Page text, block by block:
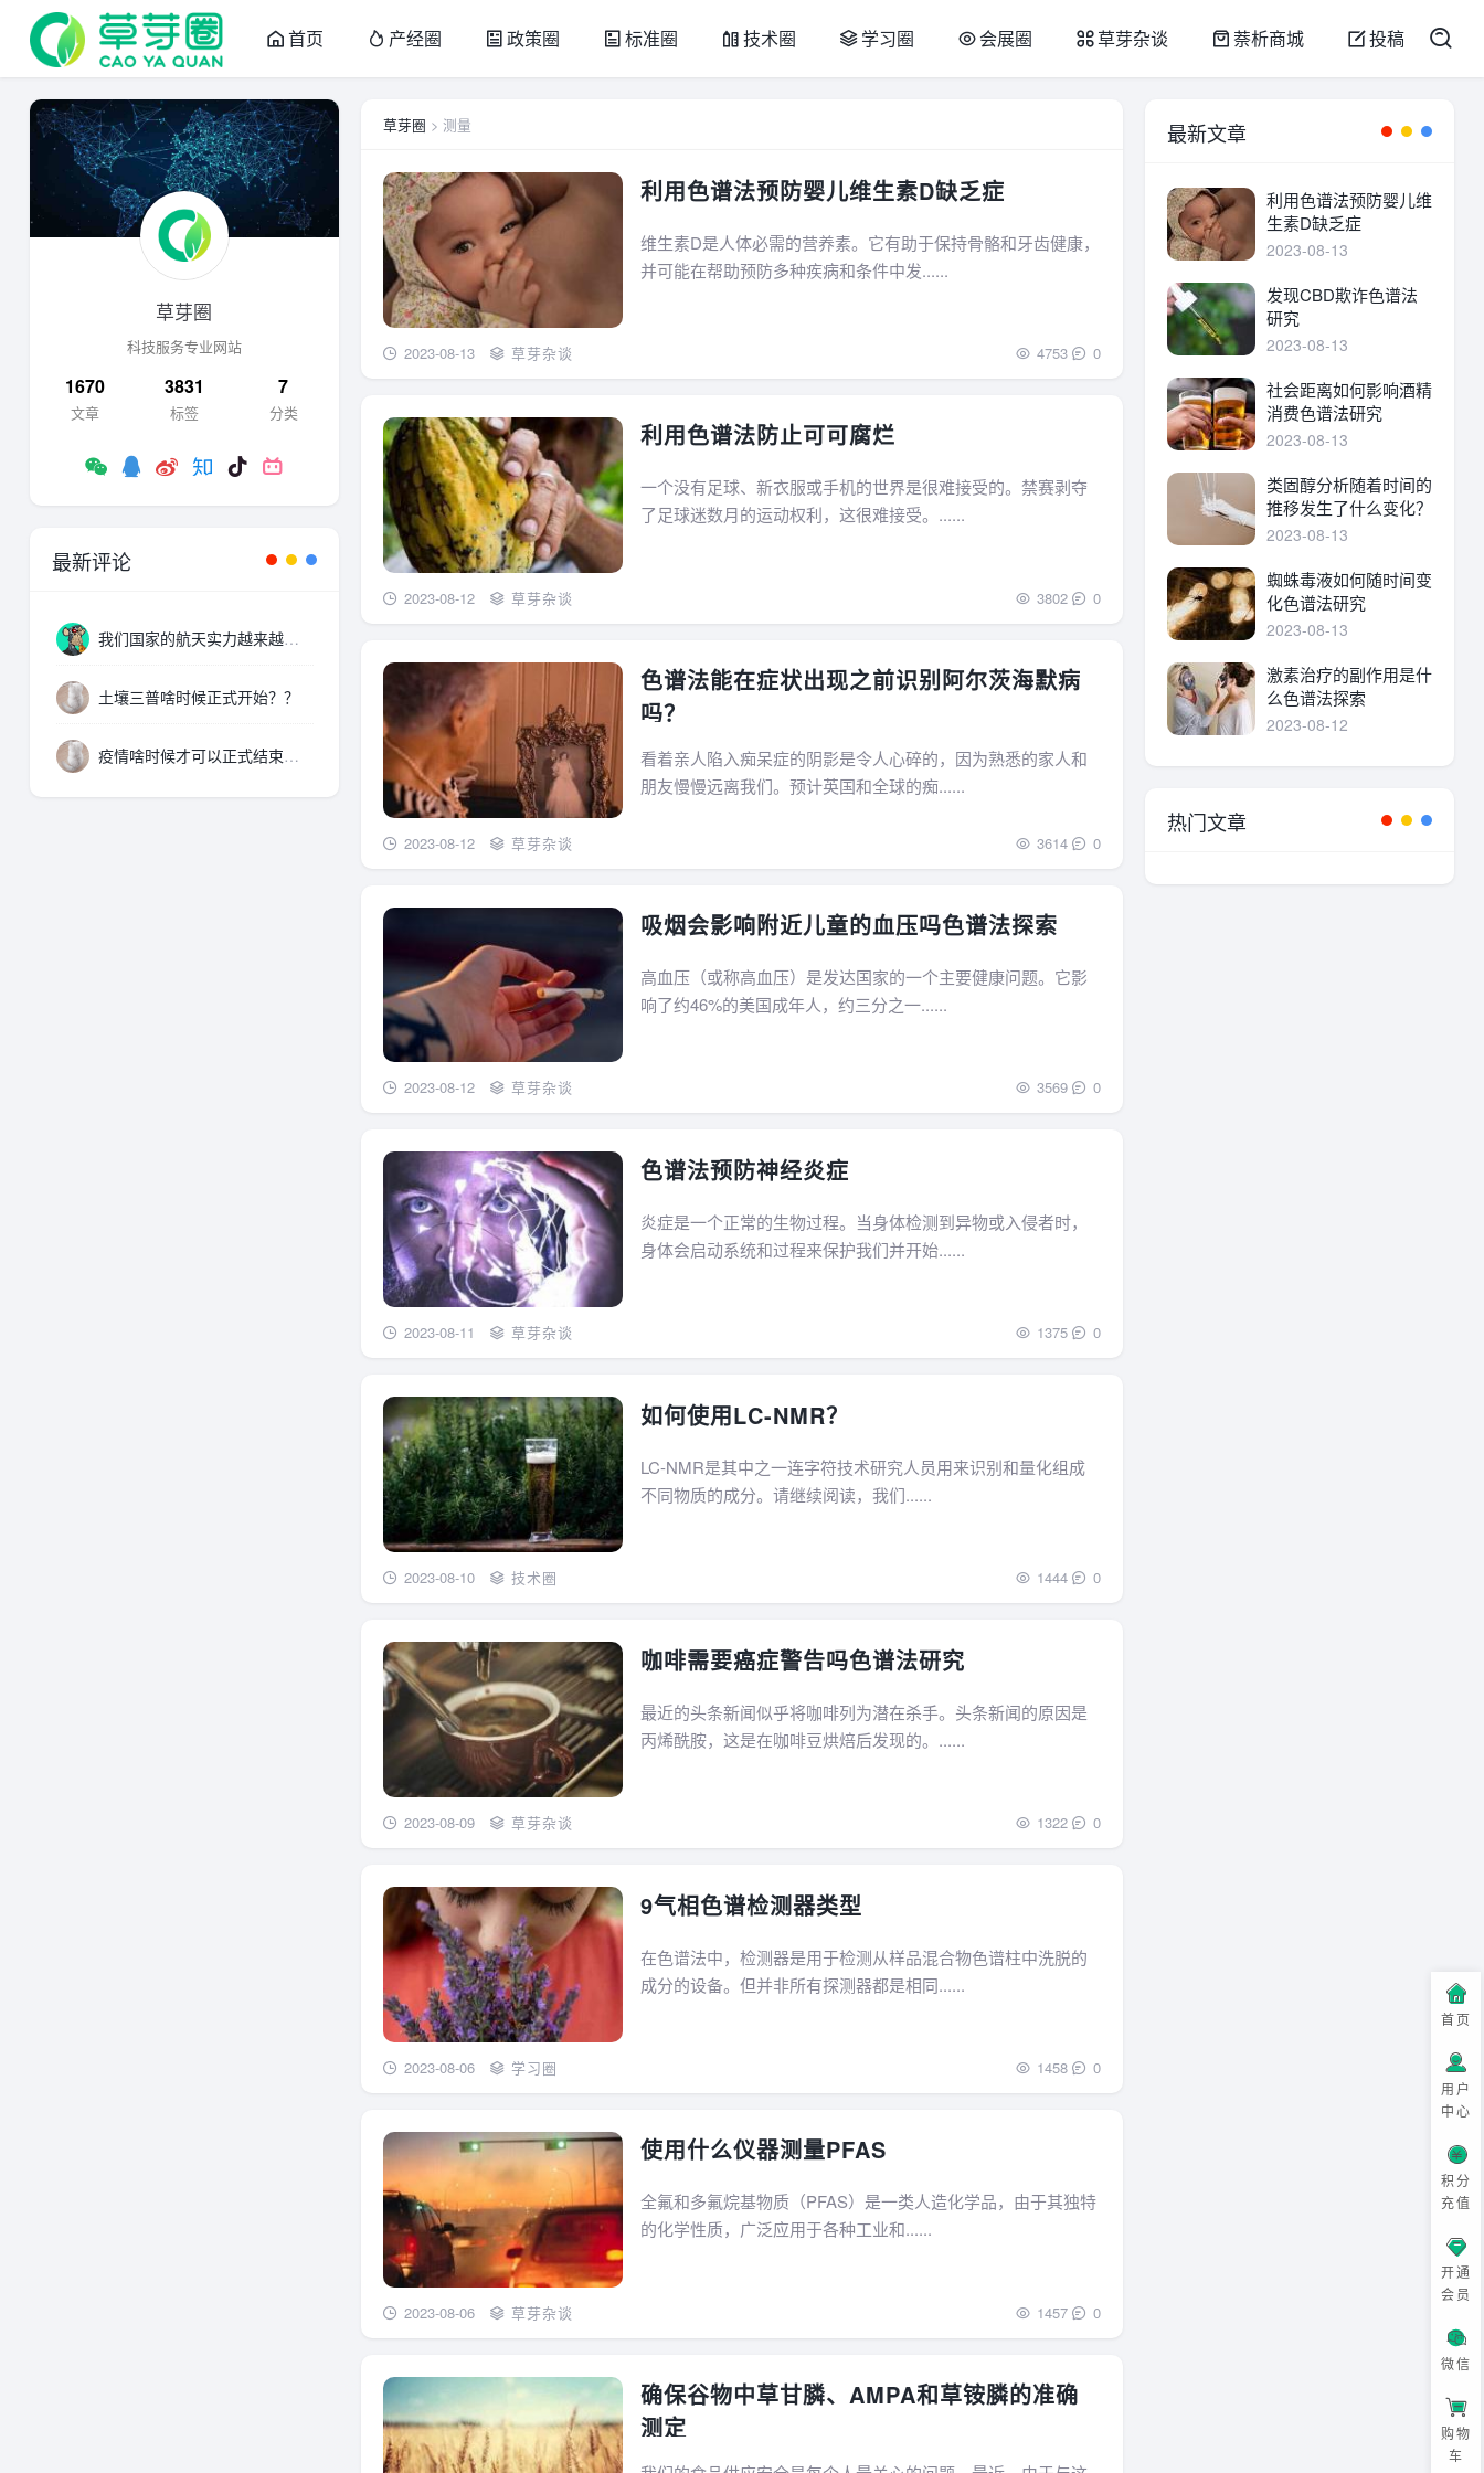
首页 产经圈 政策圈 标准圈 技术圈 学习圈 会展圈 草芽杂谈 萘析商城 投稿
草芽圈 > 测量
利用色谱法预防婴儿维生素D缺乏症
维生素D是人体必需的营养素。它有助于保持骨骼和牙齿健康，
并可能在帮助预防多种疾病和条件中发......
2023-08-13 草芽杂谈 4753 0
利用色谱法防止可可腐烂
一个没有足球、新衣服或手机的世界是很难接受的。禁赛剥夺
了足球迷数月的运动权利，这很难接受。......
2023-08-12 草芽杂谈 3802 0
色谱法能在症状出现之前识别阿尔茨海默病
吗？
看着亲人陷入痴呆症的阴影是令人心碎的，因为熟悉的家人和
朋友慢慢远离我们。预计英国和全球的痴......
2023-08-12 草芽杂谈 3614 0
吸烟会影响附近儿童的血压吗色谱法探索
高血压（或称高血压）是发达国家的一个主要健康问题。它影
响了约46%的美国成年人，约三分之一......
2023-08-12 草芽杂谈 3569 0
色谱法预防神经炎症
炎症是一个正常的生物过程。当身体检测到异物或入侵者时，
身体会启动系统和过程来保护我们并开始......
2023-08-11 草芽杂谈 1375 0
如何使用LC-NMR？
LC-NMR是其中之一连字符技术研究人员用来识别和量化组成
不同物质的成分。请继续阅读，我们......
2023-08-10 技术圈 1444 0
咖啡需要癌症警告吗色谱法研究
最近的头条新闻似乎将咖啡列为潜在杀手。头条新闻的原因是
丙烯酰胺，这是在咖啡豆烘焙后发现的。......
2023-08-09 草芽杂谈 1322 0
9气相色谱检测器类型
在色谱法中，检测器是用于检测从样品混合物色谱柱中洗脱的
成分的设备。但并非所有探测器都是相同......
2023-08-06 学习圈 1458 0
使用什么仪器测量PFAS
全氟和多氟烷基物质（PFAS）是一类人造化学品，由于其独特
的化学性质，广泛应用于各种工业和......
2023-08-06 草芽杂谈 1457 0
确保谷物中草甘膦、AMPA和草铵膦的准确
测定
草芽圈
科技服务专业网站
1670
文章
3831
标签
7
分类
最新评论
我们国家的航天实力越来越厉害了，支持。
土壤三普啥时候正式开始？？
疫情啥时候才可以正式结束啊。。。
最新文章
利用色谱法预防婴儿维
生素D缺乏症
2023-08-13
发现CBD欺诈色谱法
研究
2023-08-13
社会距离如何影响酒精
消费色谱法研究
2023-08-13
类固醇分析随着时间的
推移发生了什么变化？
2023-08-13
蜘蛛毒液如何随时间变
化色谱法研究
2023-08-13
激素治疗的副作用是什
么色谱法探索
2023-08-12
热门文章
首页
用户
中心
积分
充值
开通
会员
微信
购物
车